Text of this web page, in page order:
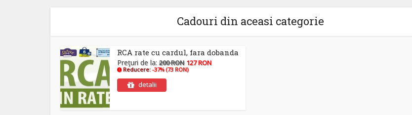
Cadouri din aceasi categorie
RCA rate cu cardul, fara dobanda
Preţuri de la: 200 RON 127 RON
Reducere:-37% (73 RON)
detalii